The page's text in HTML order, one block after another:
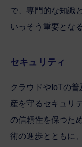
で、専門的な知識
いっそう重要とな
セキュリティ
クラウドやIoTの
産を守るセキュリ
の信頼性を保つた
術の進歩とともに